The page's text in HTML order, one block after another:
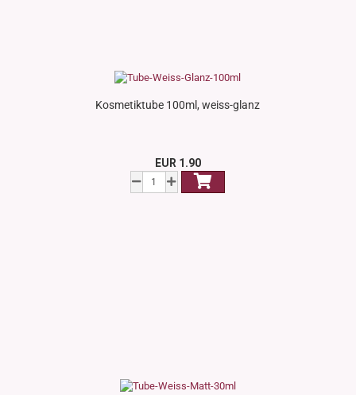
Kosmetiktube 100ml, weiss-glanz
EUR 1.90